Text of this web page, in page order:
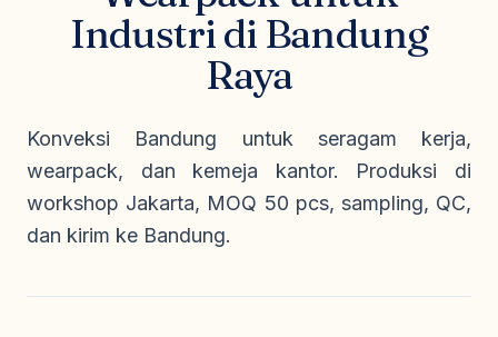
Seragam Medis
Seragam Cleaning Service
Kaos Safety
Almamater
Industri di Bandung
Raya
Konveksi Bandung untuk seragam kerja,
wearpack, dan kemeja kantor. Produksi di
workshop Jakarta, MOQ 50 pcs, sampling, QC,
dan kirim ke Bandung.